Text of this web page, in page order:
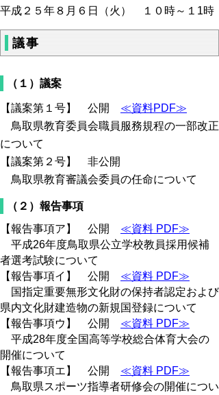
平成２５年８月６日（火） １０時～１1時
議事
（１）議案
【議案第１号】 公開 ≪資料PDF≫
鳥取県教育委員会職員服務規程の一部改正
について
【議案第２号】 非公開
鳥取県教育審議会委員の任命について
（２）報告事項
【報告事項ア】 公開 ≪資料 PDF≫
平成26年度鳥取県公立学校教員採用候補
者選考試験について
【報告事項イ】 公開 ≪資料 PDF≫
国指定重要無形文化財の保持者認定および
県内文化財建造物の新規国登録について
【報告事項ウ】 公開 ≪資料 PDF≫
平成28年度全国高等学校総合体育大会の
開催について
【報告事項エ】 公開 ≪資料 PDF≫
鳥取県スポーツ指導者研修会の開催につい